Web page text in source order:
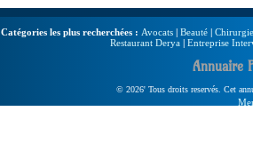
Catégories les plus recherchées : Avocats | Beauté |
Restaurant Derya | Entreprise
Annuaire
© 2026' Tous droits reservés. Cet